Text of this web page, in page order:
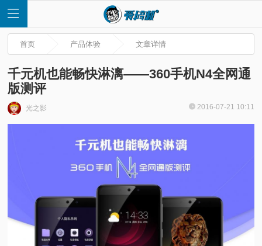
首
评
首页 产品体验 文章详情
千元机也能畅快淋漓——360手机N4全网通
版测评
光之影 2016-07-21 10:11